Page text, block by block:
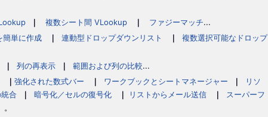
｜ 複数シート間 VLookup ｜ ファジーマッチ...
簡単に作成 ｜ 連動型ドロップダウンリスト ｜
複数選択可能なドロップ
｜ 列の再表示 ｜ 範囲および列の比較...
｜ 強化された数式バー ｜ ワークブックとシートマネージャー ｜
リソ
合 ｜ 暗号化／セルの復号化 ｜ リストからメール送信 ｜
スーパーフ